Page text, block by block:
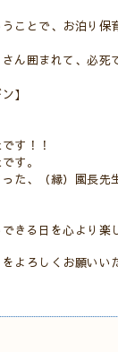
ことで、お泊り保
ん囲まれて、必死
】
す！！
す。
た、（縁）園長先
きる日を心より楽
ろしくお願いいた